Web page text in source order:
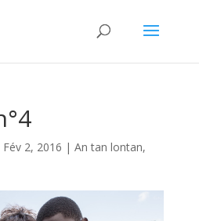
Fév 2, 2016 | An tan lontan,